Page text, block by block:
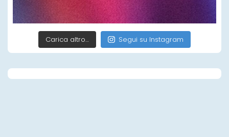
Carica altro… Segui su Instagram